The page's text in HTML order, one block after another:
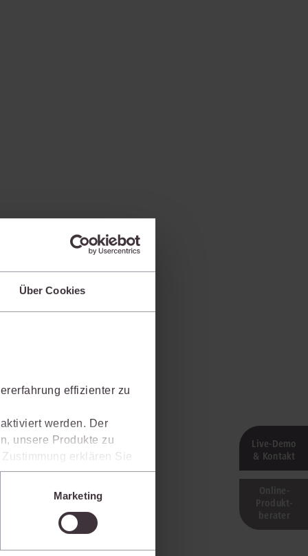
Über Cookies
effizienter zu
werden. Der
unsere Produkte zu
erklären Sie
in Drittländer (z.B.
Marketing
Live‑Demo
& Kontakt
Online-
Produkt­
berater